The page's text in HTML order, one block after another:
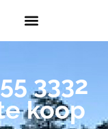
3332
koop